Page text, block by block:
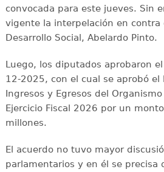
convocada para este jueves. Sin
vigente la interpelación en
Desarrollo Social, Abelardo Pinto.
Luego, los diputados aprobaron
12-2025, con el cual se aprobó el
Ingresos y Egresos del
Ejercicio Fiscal 2026 por un
millones.
El acuerdo no tuvo mayor
parlamentarios y en él se precisa